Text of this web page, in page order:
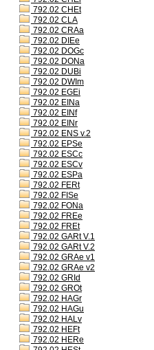
792.02 CHEt
792.02 CLA
792.02 CRAa
792.02 DIEe
792.02 DOGc
792.02 DONa
792.02 DUBi
792.02 DWIm
792.02 EGEi
792.02 EINa
792.02 EINf
792.02 EINr
792.02 ENS v.2
792.02 EPSe
792.02 ESCc
792.02 ESCv
792.02 ESPa
792.02 FERt
792.02 FISe
792.02 FONa
792.02 FREe
792.02 FREt
792.02 GARt V.1
792.02 GARt V.2
792.02 GRAe v1
792.02 GRAe v2
792.02 GRId
792.02 GROt
792.02 HAGr
792.02 HAGu
792.02 HALv
792.02 HEFt
792.02 HERe